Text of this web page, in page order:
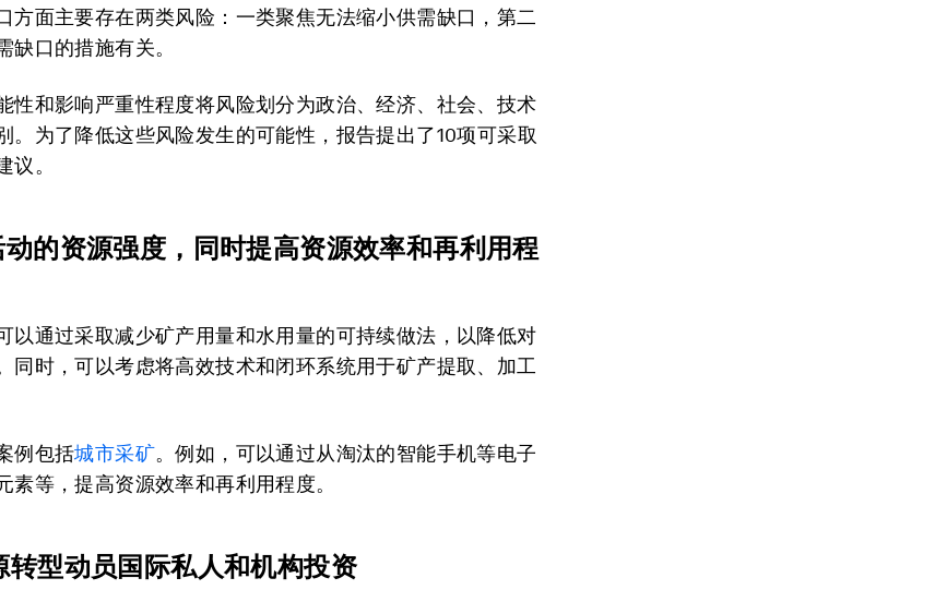
方面主要存在两类风险：一类聚焦无法缩小供需缺口，第二
缺口的措施有关。
性和影响严重性程度将风险划分为政治、经济、社会、技术
。为了降低这些风险发生的可能性，报告提出了10项可采取
议。
的资源强度，同时提高资源效率和再利用程
以通过采取减少矿产用量和水用量的可持续做法，以降低对
同时，可以考虑将高效技术和闭环系统用于矿产提取、加工
例包括城市采矿。例如，可以通过从淘汰的智能手机等电子
素等，提高资源效率和再利用程度。
转型动员国际私人和机构投资